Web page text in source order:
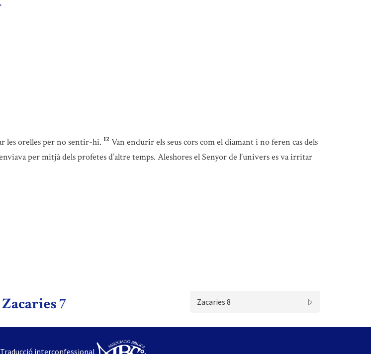
les orelles per no sentir-hi. 12 Van endurir els seus cors com el diamant i no feren cas dels
per mitjà dels profetes d’altre temps. Aleshores el Senyor de l’univers es va irritar
Zacaries 7 Zacaries 8
interconfessional